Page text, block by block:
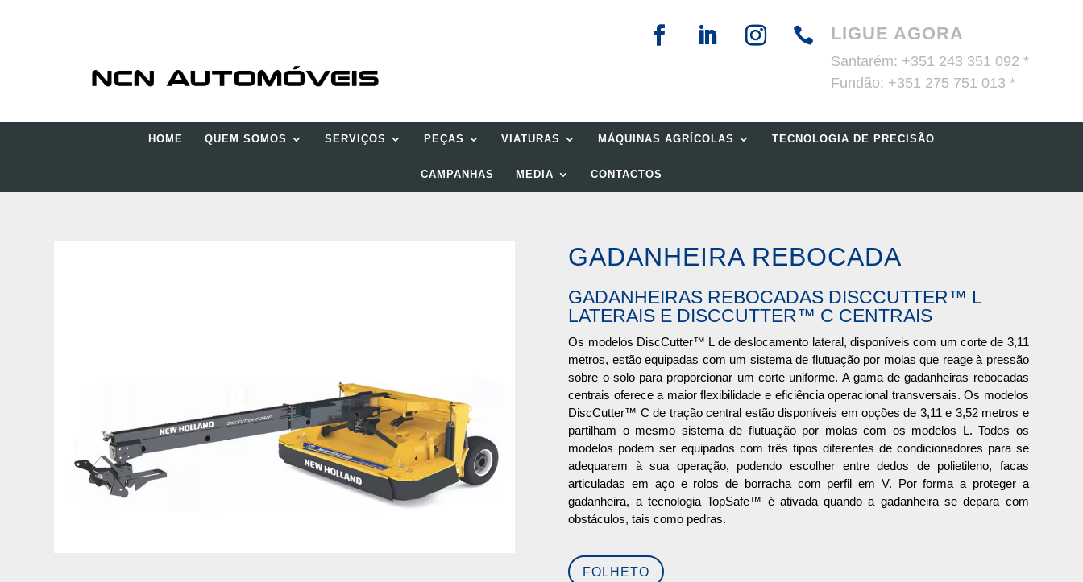
 LIGUE AGORA
Santarém: +351 243 351 092 *
Fundão: +351 275 751 013 *
HOME QUEM SOMOS SERVIÇOS PEÇAS VIATURAS MÁQUINAS AGRÍCOLAS TECNOLOGIA DE PRECISÃO
CAMPANHAS MEDIA CONTACTOS
GADANHEIRA REBOCADA
GADANHEIRAS REBOCADAS DISCCUTTER™ L
LATERAIS E DISCCUTTER™ C CENTRAIS
Os modelos DiscCutter™ L de deslocamento lateral, disponíveis com um corte de 3,11
metros, estão equipadas com um sistema de flutuação por molas que reage à pressão
sobre o solo para proporcionar um corte uniforme. A gama de gadanheiras rebocadas
centrais oferece a maior flexibilidade e eficiência operacional transversais. Os modelos
DiscCutter™ C de tração central estão disponíveis em opções de 3,11 e 3,52 metros e
partilham o mesmo sistema de flutuação por molas com os modelos L. Todos os
modelos podem ser equipados com três tipos diferentes de condicionadores para se
adequarem à sua operação, podendo escolher entre dedos de polietileno, facas
articuladas em aço e rolos de borracha com perfil em V. Por forma a proteger a
gadanheira, a tecnologia TopSafe™ é ativada quando a gadanheira se depara com
obstáculos, tais como pedras.
FOLHETO